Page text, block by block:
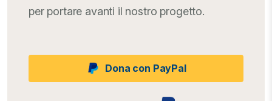
per portare avanti il nostro progetto.
Dona con PayPal